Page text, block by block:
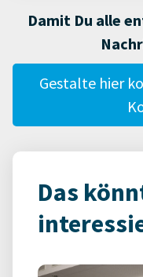
Damit Du alle
Gestalte hier
Das